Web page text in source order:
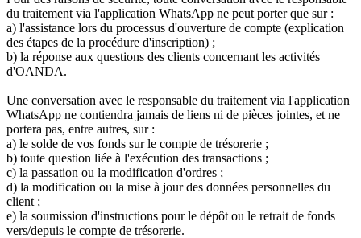
du traitement via l'application WhatsApp ne peut porter que sur :
a) l'assistance lors du processus d'ouverture de compte (explication
des étapes de la procédure d'inscription) ;
b) la réponse aux questions des clients concernant les activités
d'OANDA.
Une conversation avec le responsable du traitement via l'application
WhatsApp ne contiendra jamais de liens ni de pièces jointes, et ne
portera pas, entre autres, sur :
a) le solde de vos fonds sur le compte de trésorerie ;
b) toute question liée à l'exécution des transactions ;
c) la passation ou la modification d'ordres ;
d) la modification ou la mise à jour des données personnelles du
client ;
e) la soumission d'instructions pour le dépôt ou le retrait de fonds
vers/depuis le compte de trésorerie.